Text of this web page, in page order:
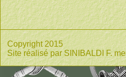
Copyright 2015
Site réalisé par SINIBALDI F.